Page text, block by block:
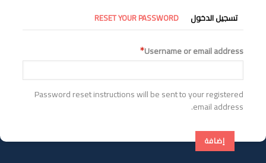
التبويبات
الأساسية
تسجيل الدخول RESET YOUR PASSWORD
Username or email address
Password reset instructions will be sent to your registered
email address.